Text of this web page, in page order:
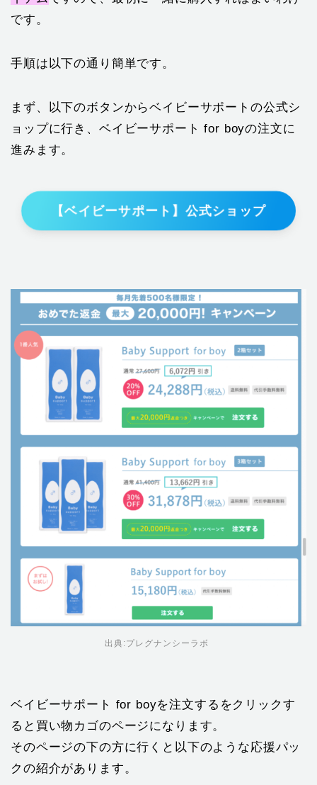
です。
手順は以下の通り簡単です。
まず、以下のボタンからベイビーサポートの公式シ
ョップに行き、ベイビーサポート for boyの注文に
進みます。
【ベイビーサポート】公式ショップ
出典:プレグナンシーラボ
ベイビーサポート for boyを注文するをクリックす
ると買い物カゴのページになります。
そのページの下の方に行くと以下のような応援パッ
クの紹介があります。